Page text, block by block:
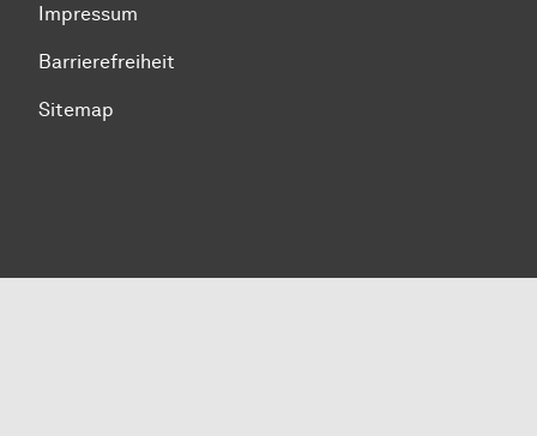
Impressum
Barrierefreiheit
Sitemap